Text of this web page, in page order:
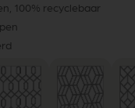
100% recyclebaar